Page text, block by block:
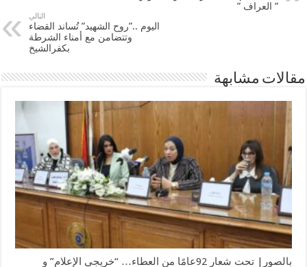
” العراف ”
التالي
اليوم ..”روح الشهيد” تُساند القضاء
وتتضامن مع أمناء الشرطة
بكفرالشيخ
مقالات مشابهة
بالصور| تحت شعار 92عامًا من العطاء… “خريجي الإعلام” و